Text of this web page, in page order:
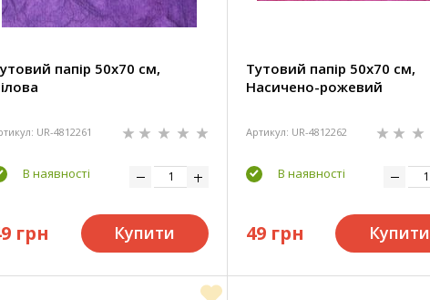
папір 50х70 см,
UR-4812261
В наявності
грн Купити
Тутовий папір 50х70 см,
Насичено-рожевий
Артикул: UR-4812262
В наявності
49 грн Купити